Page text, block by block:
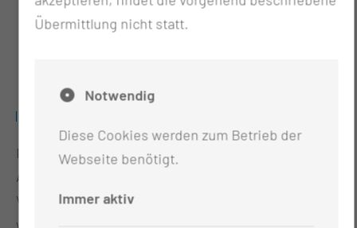
In diesem Schwerpunkt liegt der Fokus auf dem
Aufbau regionaler Versorgungsnetze und ihrer
Verbindung mit dem digitalen Leitkrankenhaus,
wobei sichergestellt wird, dass alles mit der
Übermittlung nicht statt.
Notwendig
Diese Cookies werden zum Betrieb der
Webseite benötigt.
Immer aktiv